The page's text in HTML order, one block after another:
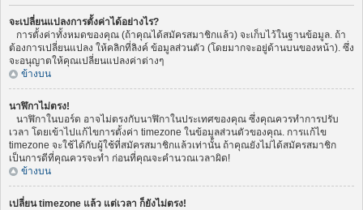
จะเปลี่ยนแปลงการตั้งค่าได้อย่างไร?
การตั้งค่าทั้งหมดของคุณ (ถ้าคุณได้สมัครสมาชิกแล้ว) จะเก็บไว้ในฐานข้อมูล. ถ้า
ต้องการเปลี่ยนแปลง ให้คลิกที่ลิงค์ ข้อมูลส่วนตัว (โดยมากจะอยู่ด้านบนของหน้า). ซึ่ง
จะอนุญาตให้คุณเปลี่ยนแปลงค่าต่างๆ
ข้างบน
นาฬิกาไม่ตรง!
นาฬิกาในบอร์ด อาจไม่ตรงกับนาฬิกาในประเทศของคุณ ซึ่งคุณควรทำการปรับ
เวลา โดยเข้าไปแก้ไขการตั้งค่า timezone ในข้อมูลส่วนตัวของคุณ. การแก้ไข
timezone จะใช้ได้กับผู้ใช้ที่สมัครสมาชิกแล้วเท่านั้น ถ้าคุณยังไม่ได้สมัครสมาชิก
เป็นการดีที่คุณควรจะทำ ก่อนที่คุณจะคำนวณเวลาผิด!
ข้างบน
เปลี่ยน timezone แล้ว แต่เวลา ก็ยังไม่ตรง!